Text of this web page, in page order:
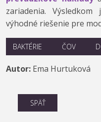
zariadenia.
výhodné riešenie pre
BAKTÉRIE ČOV
Autor: Ema Hurtuková
SPÄŤ